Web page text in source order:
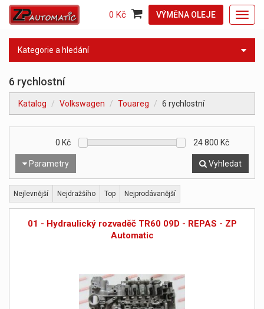
VÝMĚNA OLEJE
0 Kč
Kategorie a hledání
6 rychlostní
Katalog Volkswagen Touareg 6 rychlostní
Parametry
0 Kč 24 800 Kč
Vyhledat
Nejlevnější Nejdražšího Top Nejprodávanější
01 - Hydraulický rozvaděč TR60 09D - REPAS - ZP
Automatic